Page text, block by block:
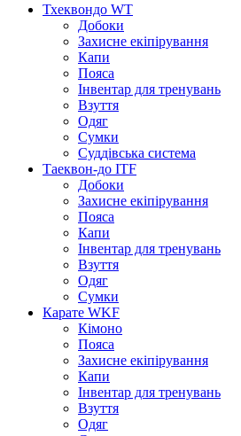
Тхеквондо WT
Добоки
Захисне екіпірування
Капи
Пояса
Інвентар для тренувань
Взуття
Одяг
Сумки
Суддівська система
Таеквон-до ITF
Добоки
Захисне екіпірування
Пояса
Капи
Інвентар для тренувань
Взуття
Одяг
Сумки
Карате WKF
Кімоно
Пояса
Захисне екіпірування
Капи
Інвентар для тренувань
Взуття
Одяг